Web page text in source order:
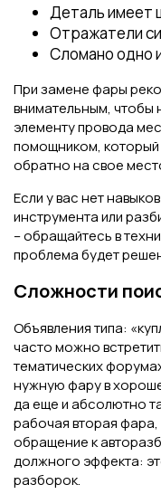
Деталь имеет
Отражатели
Сломано одно
При замене фары
внимательным, чтобы
элементу провода
помощником,
обратно на свое
Если у вас нет
инструмента или
– обращайтесь в
проблема будет
Сложности
Объявления типа:
часто можно
тематических
нужную фару в
да еще и абсолютно
рабочая вторая
обращение к
должного эффекта:
разборок.